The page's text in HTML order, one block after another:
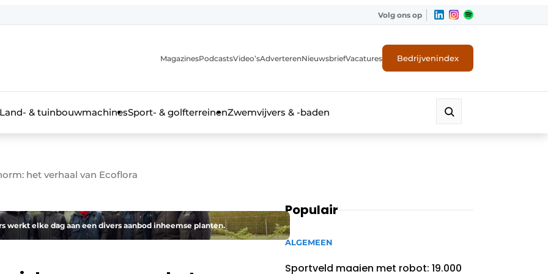
Volg ons op
MagazinesPodcastsVideo’sAdverterenNieuwsbriefVacatures Bedrijvenindex
Land- & tuinbouwmachinesSport- & golfterreinenZwemvijvers & -baden
het verhaal van Ecoflora
werkt elke dag aan een divers aanbod inheemse planten.
Populair
ALGEMEEN
Sportveld maaien met robot: 19.000